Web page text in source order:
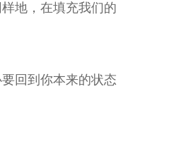
地，在填充我们的
回到你本来的状态